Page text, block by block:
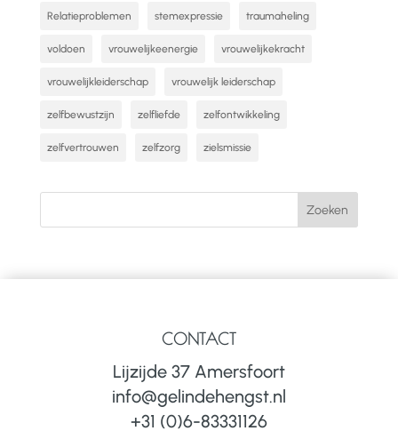
Relatieproblemen stemexpressie traumaheling
voldoen vrouwelijkeenergie vrouwelijkekracht
vrouwelijkleiderschap vrouwelijk leiderschap
zelfbewustzijn zelfliefde zelfontwikkeling
zelfvertrouwen zelfzorg zielsmissie
CONTACT
Lijzijde 37 Amersfoort
info@gelindehengst.nl
+31 (0)6-83331126